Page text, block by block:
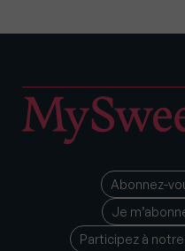
Abonnez-
Je
Participez à